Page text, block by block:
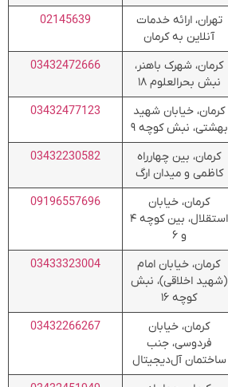
تهران، ارائه خدمات
آنلاین به کرمان
02145639
کرمان، شهرک باهنر،
نبش بحرالعلوم ۱۸
03432472666
کرمان، خیابان شهید
بهشتی، نبش کوچه ۹
03432477123
کرمان، بین چهارراه
کاظمی و میدان ارگ
03432230582
کرمان، خیابان
استقلال، بین کوچه ۴
و ۶
09196557696
کرمان، خیابان امام
(شهید اخلاقی)، نبش
کوچه ۱۶
03433323004
کرمان، خیابان
فردوسی، جنب
ساختمان آل‌دیجیتال
03432266267